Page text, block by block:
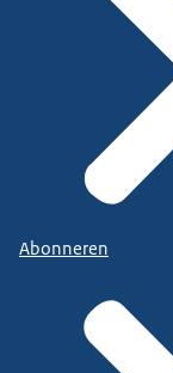
Abonneren